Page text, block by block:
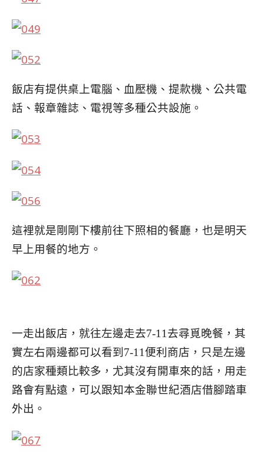
飯店有提供桌上電腦、血壓機、提款機、公共電
話、 報章雜誌、電視等多種公共設施。
這裡就是剛剛下樓前往下照相的餐廳，也是明天
早上用餐的地方。
一走出飯店，就往左邊走去7-11去尋覓晚餐 ，其
實左右兩邊都可以看到7-11便利商店，只是左邊
的店家種類比較多，尤其沒有開車來的話，用走
路會有點遠，可以跟知本金聯世紀酒店借腳踏車
外出。